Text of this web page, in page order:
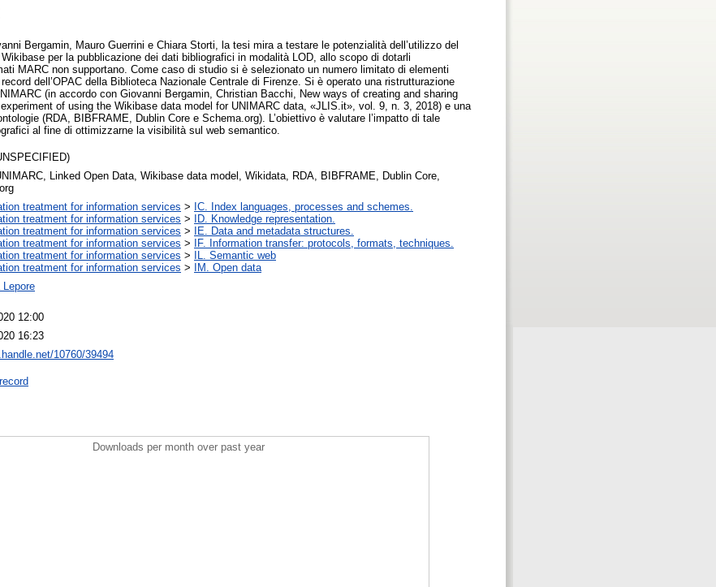
Bergamin, Mauro Guerrini e Chiara Storti, la tesi mira a testare le potenzialità dell’utilizzo del
per la pubblicazione dei dati bibliografici in modalità LOD, allo scopo di dotarli
MARC non supportano. Come caso di studio si è selezionato un numero limitato di elementi
dell’OPAC della Biblioteca Nazionale Centrale di Firenze. Si è operato una ristrutturazione
(in accordo con Giovanni Bergamin, Christian Bacchi, New ways of creating and sharing
of using the Wikibase data model for UNIMARC data, «JLIS.it», vol. 9, n. 3, 2018) e una
(RDA, BIBFRAME, Dublin Core e Schema.org). L’obiettivo è valutare l’impatto di tale
al fine di ottimizzarne la visibilità sul web semantico.
Linked Open Data, Wikibase data model, Wikidata, RDA, BIBFRAME, Dublin Core,
treatment for information services > IC. Index languages, processes and schemes.
treatment for information services >
ID. Knowledge representation.
treatment for information services >
IE. Data and metadata structures.
treatment for information services >
IF. Information transfer: protocols, formats, techniques.
treatment for information services >
IL. Semantic web
treatment for information services >
IM. Open data
Lepore
12:00
16:23
10760/39494
Downloads per month over past year